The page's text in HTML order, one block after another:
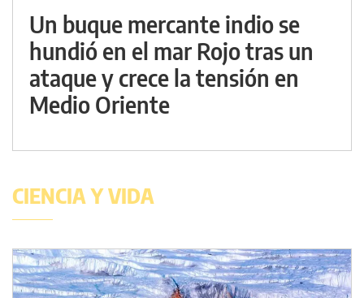
Un buque mercante indio se
hundió en el mar Rojo tras un
ataque y crece la tensión en
Medio Oriente
CIENCIA Y VIDA